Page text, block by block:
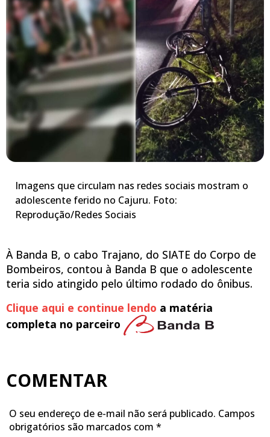
Imagens que circulam nas redes sociais mostram o
adolescente ferido no Cajuru. Foto:
Reprodução/Redes Sociais
À Banda B, o cabo Trajano, do SIATE do Corpo de
Bombeiros, contou à Banda B que o adolescente
teria sido atingido pelo último rodado do ônibus.
Clique aqui e continue lendo a matéria
completa no parceiro
COMENTAR
O seu endereço de e-mail não será publicado. Campos
obrigatórios são marcados com *